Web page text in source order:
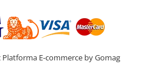
Platforma E-commerce by Gomag